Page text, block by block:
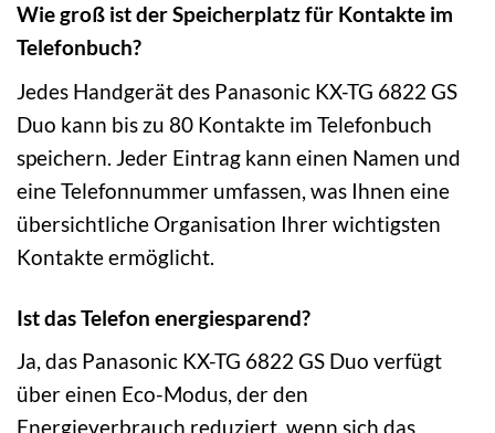
Wie groß ist der Speicherplatz für Kontakte im
Telefonbuch?
Jedes Handgerät des Panasonic KX-TG 6822 GS
Duo kann bis zu 80 Kontakte im Telefonbuch
speichern. Jeder Eintrag kann einen Namen und
eine Telefonnummer umfassen, was Ihnen eine
übersichtliche Organisation Ihrer wichtigsten
Kontakte ermöglicht.
Ist das Telefon energiesparend?
Ja, das Panasonic KX-TG 6822 GS Duo verfügt
über einen Eco-Modus, der den
Energieverbrauch reduziert, wenn sich das